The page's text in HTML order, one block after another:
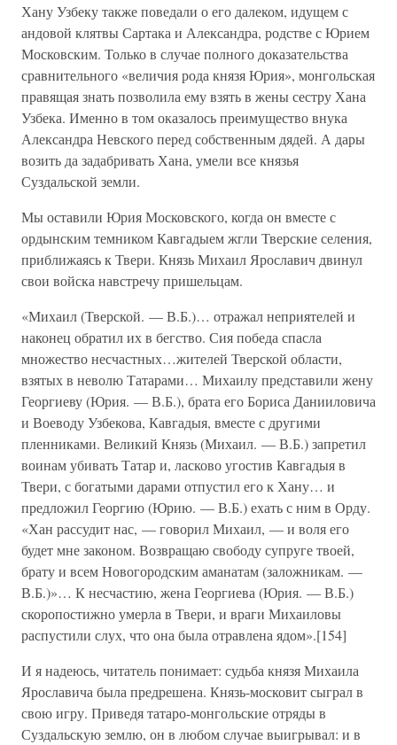
Хану Узбеку также поведали о его далеком, идущем с
андовой клятвы Сартака и Александра, родстве с Юрием
Московским. Только в случае полного доказательства
сравнительного «величия рода князя Юрия», монгольская
правящая знать позволила ему взять в жены сестру Хана
Узбека. Именно в том оказалось преимущество внука
Александра Невского перед собственным дядей. А дары
возить да задабривать Хана, умели все князья
Суздальской земли.
Мы оставили Юрия Московского, когда он вместе с
ордынским темником Кавгадыем жгли Тверские селения,
приближаясь к Твери. Князь Михаил Ярославич двинул
свои войска навстречу пришельцам.
«Михаил (Тверской. — В.Б.)… отражал неприятелей и
наконец обратил их в бегство. Сия победа спасла
множество несчастных…жителей Тверской области,
взятых в неволю Татарами… Михаилу представили жену
Георгиеву (Юрия. — В.Б.), брата его Бориса Данииловича
и Воеводу Узбекова, Кавгадыя, вместе с другими
пленниками. Великий Князь (Михаил. — В.Б.) запретил
воинам убивать Татар и, ласково угостив Кавгадыя в
Твери, с богатыми дарами отпустил его к Хану… и
предложил Георгию (Юрию. — В.Б.) ехать с ним в Орду.
«Хан рассудит нас, — говорил Михаил, — и воля его
будет мне законом. Возвращаю свободу супруге твоей,
брату и всем Новогородским аманатам (заложникам. —
В.Б.)»… К несчастию, жена Георгиева (Юрия. — В.Б.)
скоропостижно умерла в Твери, и враги Михаиловы
распустили слух, что она была отравлена ядом».[154]
И я надеюсь, читатель понимает: судьба князя Михаила
Ярославича была предрешена. Князь-московит сыграл в
свою игру. Приведя татаро-монгольские отряды в
Суздальскую землю, он в любом случае выигрывал: и в